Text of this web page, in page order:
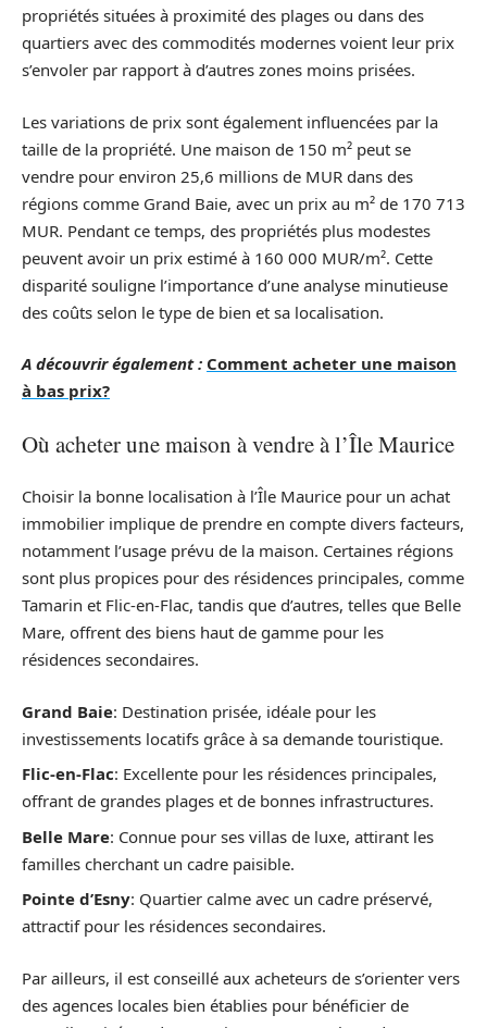
propriétés situées à proximité des plages ou dans des
quartiers avec des commodités modernes voient leur prix
s’envoler par rapport à d’autres zones moins prisées.
Les variations de prix sont également influencées par la
taille de la propriété. Une maison de 150 m² peut se
vendre pour environ 25,6 millions de MUR dans des
régions comme Grand Baie, avec un prix au m² de 170 713
MUR. Pendant ce temps, des propriétés plus modestes
peuvent avoir un prix estimé à 160 000 MUR/m². Cette
disparité souligne l’importance d’une analyse minutieuse
des coûts selon le type de bien et sa localisation.
A découvrir également : Comment acheter une maison
à bas prix?
Où acheter une maison à vendre à l’Île Maurice
Choisir la bonne localisation à l’Île Maurice pour un achat
immobilier implique de prendre en compte divers facteurs,
notamment l’usage prévu de la maison. Certaines régions
sont plus propices pour des résidences principales, comme
Tamarin et Flic-en-Flac, tandis que d’autres, telles que Belle
Mare, offrent des biens haut de gamme pour les
résidences secondaires.
Grand Baie: Destination prisée, idéale pour les
investissements locatifs grâce à sa demande touristique.
Flic-en-Flac: Excellente pour les résidences principales,
offrant de grandes plages et de bonnes infrastructures.
Belle Mare: Connue pour ses villas de luxe, attirant les
familles cherchant un cadre paisible.
Pointe d’Esny: Quartier calme avec un cadre préservé,
attractif pour les résidences secondaires.
Par ailleurs, il est conseillé aux acheteurs de s’orienter vers
des agences locales bien établies pour bénéficier de